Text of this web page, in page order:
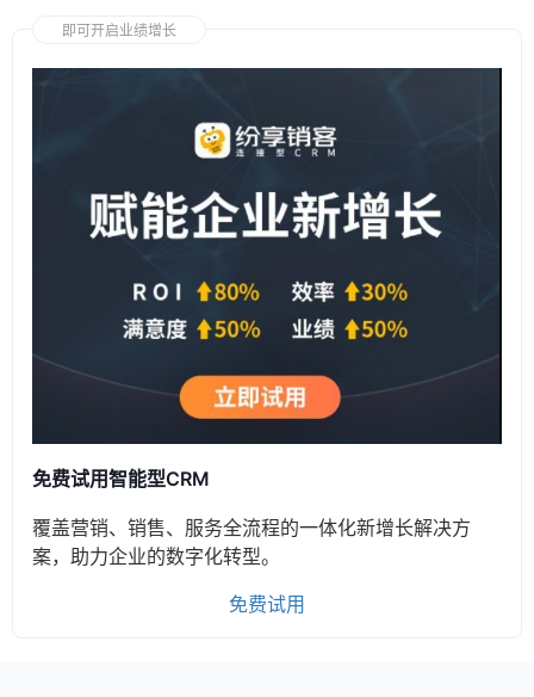
即可开启业绩增长
免费试用智能型CRM
覆盖营销、销售、服务全流程的一体化新增长解决方
案，助力企业的数字化转型。
免费试用